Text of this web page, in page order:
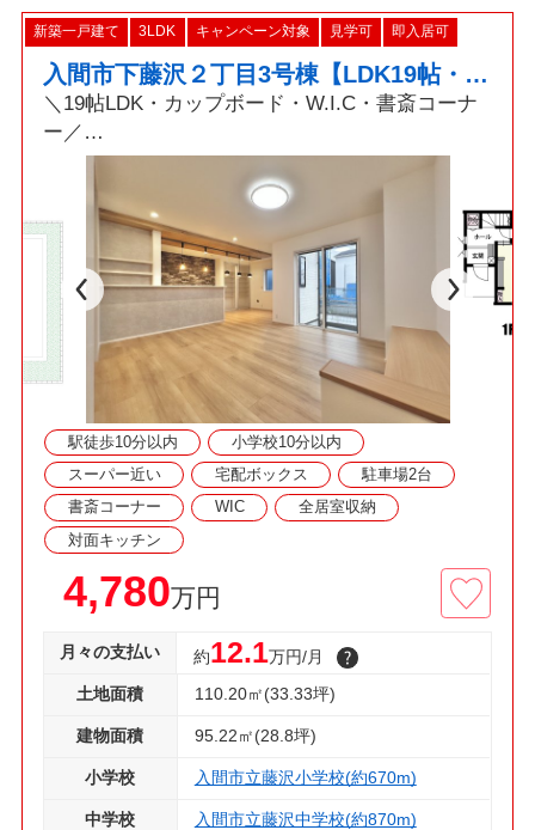
新築一戸建て 3LDK キャンペーン対象 見学可 即入居可
入間市下藤沢２丁目3号棟【LDK19帖・ウォークイン・書斎】
＼19帖LDK・カップボード・W.I.C・書斎コーナ
ー／
■建物建築中の為、いつでもご見学可能です！
■資料請求・ご見学をご希望の際はお気軽にお問
い合わせください！
駅徒歩10分以内
小学校10分以内
スーパー近い
宅配ボックス
駐車場2台
書斎コーナー
WIC
全居室収納
対面キッチン
4,780万円
月々の支払い 約12.1万円/月
土地面積 110.20㎡(33.33坪)
建物面積 95.22㎡(28.8坪)
小学校 入間市立藤沢小学校(約670m)
中学校 入間市立藤沢中学校(約870m)